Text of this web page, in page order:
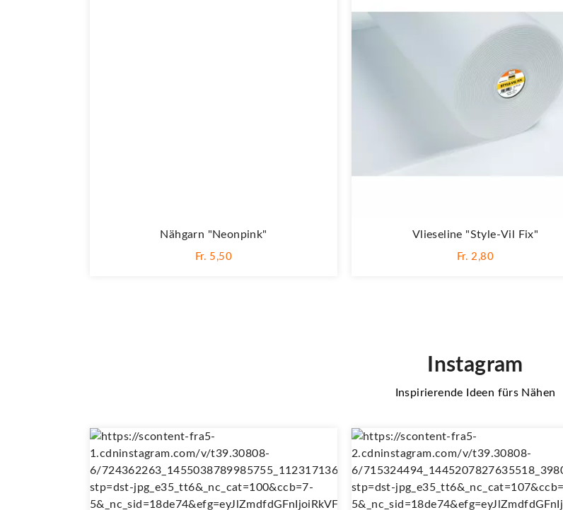
Nähgarn "neonpink"
Fr. 5,50
Vlieseline "Style-Vil Fix"
Fr. 2,80
Instagram
Inspirierende Ideen fürs Nähen